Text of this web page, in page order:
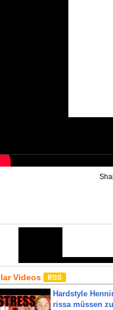
Videos
Hardstyle
rissa müssen